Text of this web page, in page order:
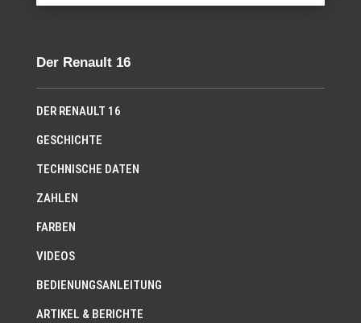
Der Renault 16
DER RENAULT 16
GESCHICHTE
TECHNISCHE DATEN
ZAHLEN
FARBEN
VIDEOS
BEDIENUNGSANLEITUNG
ARTIKEL & BERICHTE